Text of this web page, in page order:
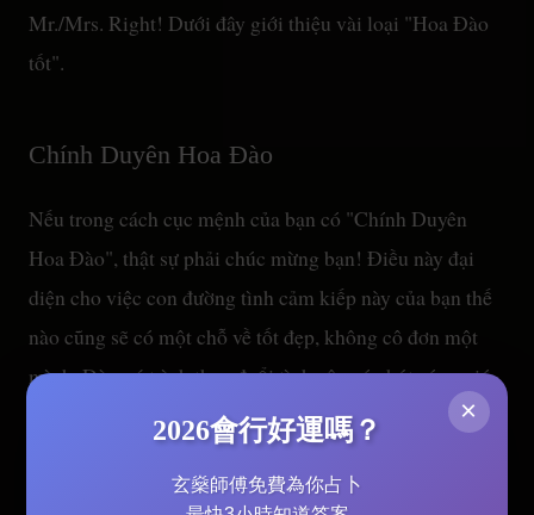
Mr./Mrs. Right! Dưới đây giới thiệu vài loại "Hoa Đào
tốt".
Chính Duyên Hoa Đào
Nếu trong cách cục mệnh của bạn có "Chính Duyên
Hoa Đào", thật sự phải chúc mừng bạn! Điều này đại
diện cho việc con đường tình cảm kiếp này của bạn thế
nào cũng sẽ có một chỗ về tốt đẹp, không cô đơn một
mình. Dù quá trình theo đuổi tình yêu có chút sóng gió,
như đi tàu lượn siêu tốc, nhưng vì có ngôi sao này bảo
hộ, cuối cùng nhất định sẽ tìm được người thật lòng yêu
bạn để chung sống lâu dài. Vì vậy, nếu bản thân bạn đã
×
2026會行好運嗎？
玄燊師傅免費為你占卜